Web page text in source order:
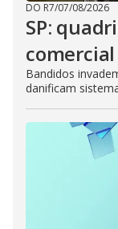
DO R7/07/08/2026
SP:
Bandidos
danificam